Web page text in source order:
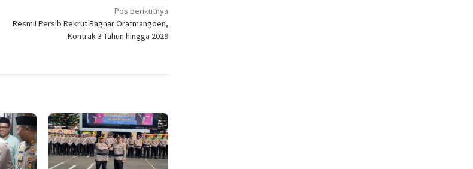
Pos berikutnya
Resmi! Persib Rekrut Ragnar Oratmangoen,
Kontrak 3 Tahun hingga 2029